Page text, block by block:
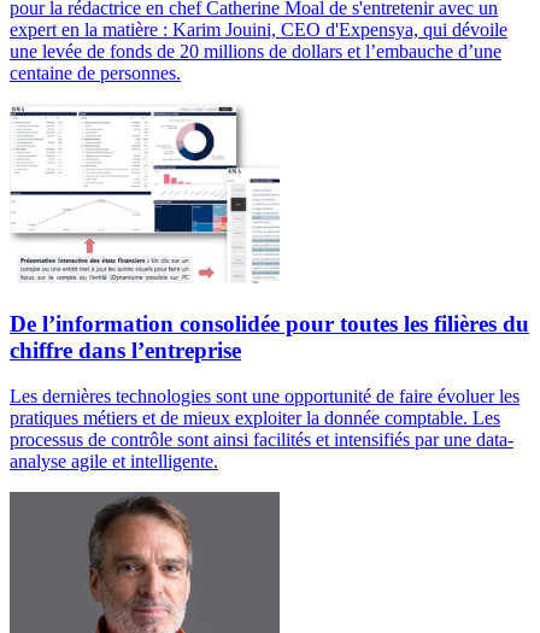
pour la rédactrice en chef Catherine Moal de s'entretenir avec un
expert en la matière : Karim Jouini, CEO d'Expensya, qui dévoile
une levée de fonds de 20 millions de dollars et l’embauche d’une
centaine de personnes.
De l’information consolidée pour toutes les filières du
chiffre dans l’entreprise
Les dernières technologies sont une opportunité de faire évoluer les
pratiques métiers et de mieux exploiter la donnée comptable. Les
processus de contrôle sont ainsi facilités et intensifiés par une data-
analyse agile et intelligente.